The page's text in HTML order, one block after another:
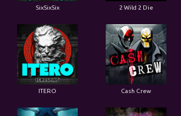
SixSixSix 2 Wild 2 Die
ITERO Cash Crew